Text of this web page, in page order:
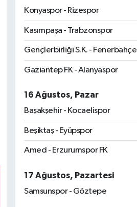
Konyaspor - Rizespor
Kasımpaşa - Trabzonspor
Gençlerbirliği S.K. - Fenerbahçe
Gaziantep FK - Alanyaspor
16 Ağustos, Pazar
Başakşehir - Kocaelispor
Beşiktaş - Eyüpspor
Amed - Erzurumspor FK
17 Ağustos, Pazartesi
Samsunspor - Göztepe